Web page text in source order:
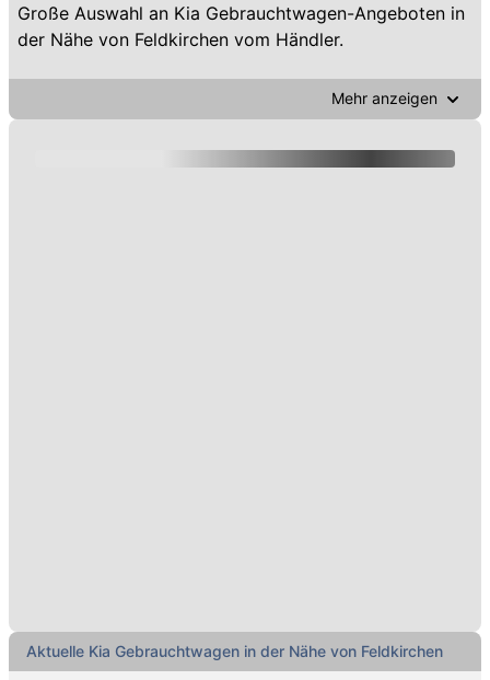
Große Auswahl an Kia Gebrauchtwagen-Angeboten in
der Nähe von Feldkirchen vom Händler.
Mehr anzeigen
Aktuelle Kia Gebrauchtwagen in der Nähe von Feldkirchen